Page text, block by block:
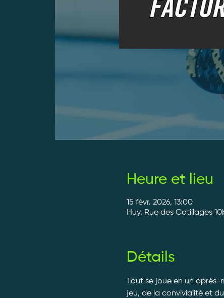
Heure et lieu
15 févr. 2026, 13:00
Huy, Rue des Cotillages
Détails
Tout se joue en un
jeu, de la convivialité et